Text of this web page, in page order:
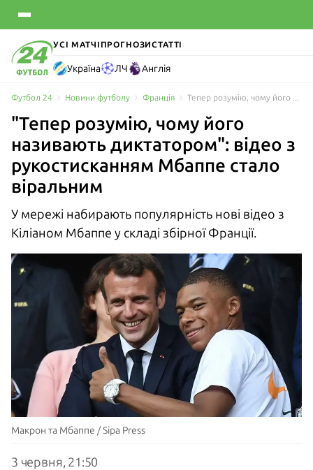
УСІ МАТЧІ ПРОГНОЗИСТАТТІ
Україна ЛЧ Англія
Футбол 24 Новини футболу Франція
"Тепер розумію, чому його
називають диктатором": відео з
рукостисканням Мбаппе стало
віральним
У мережі набирають популярність нові відео з
Кіліаном Мбаппе у складі збірної Франції.
Макрон та Мбаппе / Sipa Press
3 червня, 21:50